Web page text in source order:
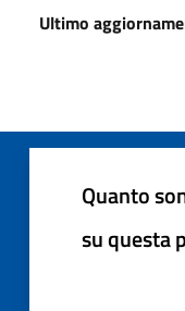
Ultimo
Quanto
su questa